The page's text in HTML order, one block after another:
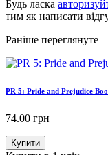
Будь ласка
тим як написати
Раніше переглянуте
PR 5: Pride and Prejudice
74.00 грн
Купити